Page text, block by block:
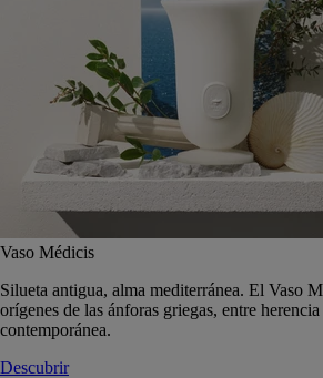
Vaso Médicis
Silueta antigua, alma mediterránea. El Vaso
orígenes de las ánforas griegas, entre
contemporánea.
Descubrir